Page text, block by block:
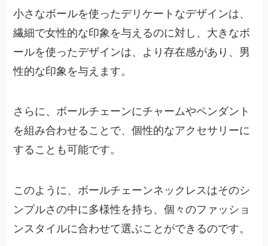
小さなボールを使ったデリケートなデザインは、
繊細で女性的な印象を与えるのに対し、大きなボ
ールを使ったデザインは、より存在感があり、男
性的な印象を与えます。
さらに、ボールチェーンにチャームやペンダント
を組み合わせることで、個性的なアクセサリーに
することも可能です。
このように、ボールチェーンネックレスはそのシ
ンプルさの中に多様性を持ち、個々のファッショ
ンスタイルに合わせて選ぶことができるのです。